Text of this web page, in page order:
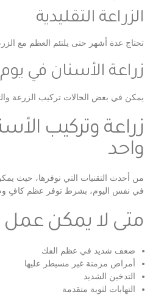
الزراعة التقليدية
تحتاج عدة أشهر حتى يلتئم العظم مع
زراعة الأسنان في
يمكن في بعض الحالات تركيب الزرعة
زراعة وتركيب
واحد
من أحدث التقنيات التي نوفرها، حيث
في نفس اليوم، بشرط توفر عظم كافٍ
متى لا يمكن عمل
ضعف شديد في عظم الفك
أمراض مزمنة غير مسيطر عليها
التدخين الشديد
التهابات لثوية متقدمة